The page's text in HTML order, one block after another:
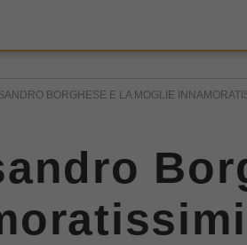
BORGHESE E LA MOGLIE